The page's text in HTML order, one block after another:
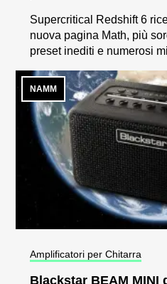
Supercritical Redshift 6
nuova pagina Math, più
preset inediti e numerosi
NAMM
Amplificatori per Chitarra
Blackstar BEAM MINI